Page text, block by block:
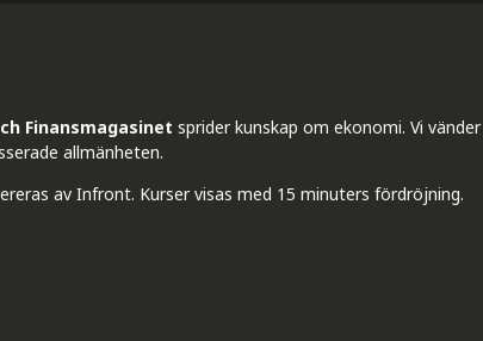
Finansmagasinet sprider kunskap om ekonomi. Vi vänder
allmänheten.
av Infront. Kurser visas med 15 minuters fördröjning.